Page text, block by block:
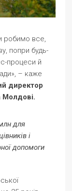
робимо все,
попри будь-
процеси й
– каже
директор
Молдові.
для
і
допомоги